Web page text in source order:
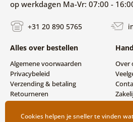
op werkdagen Ma-Vr: 07:00 -
+31 20 890 5765
Alles over bestellen
Algemene voorwaarden
Privacybeleid
Verzending & betaling
Retourneren
Over
Cookies helpen je sneller te vinden